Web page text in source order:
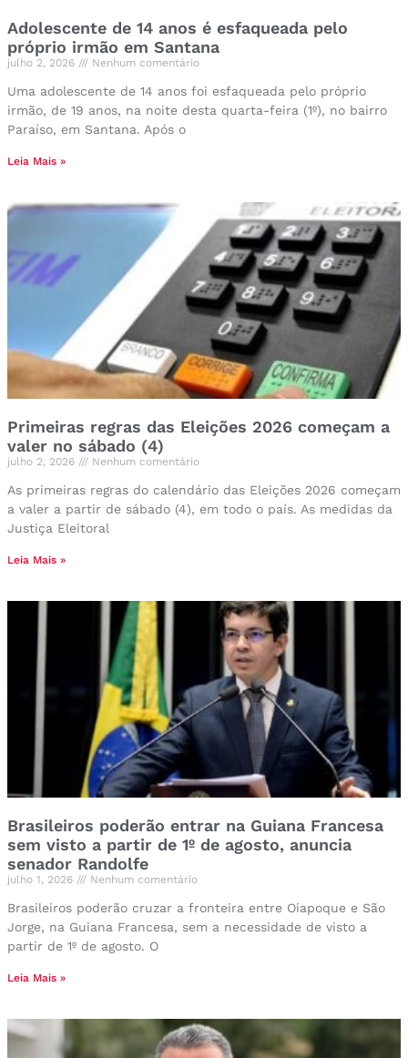
Adolescente de 14 anos é esfaqueada pelo
próprio irmão em Santana
julho 2, 2026 Nenhum comentário
Uma adolescente de 14 anos foi esfaqueada pelo próprio
irmão, de 19 anos, na noite desta quarta-feira (1º), no bairro
Paraíso, em Santana. Após o
Leia Mais »
Primeiras regras das Eleições 2026 começam a
valer no sábado (4)
julho 2, 2026 Nenhum comentário
As primeiras regras do calendário das Eleições 2026 começam
a valer a partir de sábado (4), em todo o país. As medidas da
Justiça Eleitoral
Leia Mais »
Brasileiros poderão entrar na Guiana Francesa
sem visto a partir de 1º de agosto, anuncia
senador Randolfe
julho 1, 2026 Nenhum comentário
Brasileiros poderão cruzar a fronteira entre Oiapoque e São
Jorge, na Guiana Francesa, sem a necessidade de visto a
partir de 1º de agosto. O
Leia Mais »